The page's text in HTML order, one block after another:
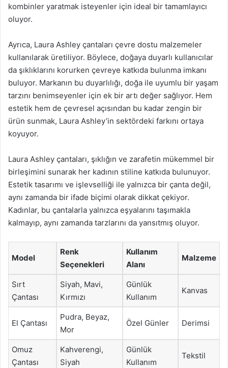
kombinler yaratmak isteyenler için ideal bir tamamlayıcı
oluyor.
Ayrıca, Laura Ashley çantaları çevre dostu malzemeler
kullanılarak üretiliyor. Böylece, doğaya duyarlı kullanıcılar
da şıklıklarını korurken çevreye katkıda bulunma imkanı
buluyor. Markanın bu duyarlılığı, doğa ile uyumlu bir yaşam
tarzını benimseyenler için ek bir artı değer sağlıyor. Hem
estetik hem de çevresel açısından bu kadar zengin bir
ürün sunmak, Laura Ashley’in sektördeki farkını ortaya
koyuyor.
Laura Ashley çantaları, şıklığın ve zarafetin mükemmel bir
birleşimini sunarak her kadının stiline katkıda bulunuyor.
Estetik tasarımı ve işlevselliği ile yalnızca bir çanta değil,
aynı zamanda bir ifade biçimi olarak dikkat çekiyor.
Kadınlar, bu çantalarla yalnızca eşyalarını taşımakla
kalmayıp, aynı zamanda tarzlarını da yansıtmış oluyor.
Model
Renk
Seçenekleri
Kullanım
Alanı
Malzeme
Sırt
Çantası
Siyah, Mavi,
Kırmızı
Günlük
Kullanım
Kanvas
El Çantası
Pudra, Beyaz,
Mor
Özel Günler Derimsi
Omuz
Çantası
Kahverengi,
Siyah
Günlük
Kullanım
Tekstil